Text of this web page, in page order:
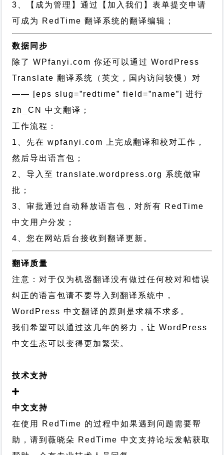
3、【成为管理】通过【加入我们】表单提交申请
可成为 RedTime 翻译系统的翻译编辑；
数据同步
除了 WPfanyi.com 你还可以通过WordPress
Translate 翻译系统（英文，国内访问较慢）对
—— [eps slug=”redtime” field=”name”]进行
zh_CN
中文翻译；
工作流程：
1、先在 wpfanyi.com 上完成翻译和校对工作，
然后导出语言包；
2、导入至 translate.wordpress.org 系统做审
批；
3、审批通过自动释放语言包，对所有 RedTime
中文用户分发；
4、您在网站后台接收到翻译更新。
翻译质量
注意：对于仅为机器翻译没有做过任何校对和错误
纠正的语言包请不要导入到翻译系统中，
WordPress 中文翻译的原则 是求精不求多。
我们希望可以通过这几年的努力，让 WordPress
中文生态可以变得更加繁荣。
技术支持
中文支持
在使用 RedTime 的过程中如果遇到问题需要帮
助，请到薇晓朵 RedTime 中文支持论坛发帖获取